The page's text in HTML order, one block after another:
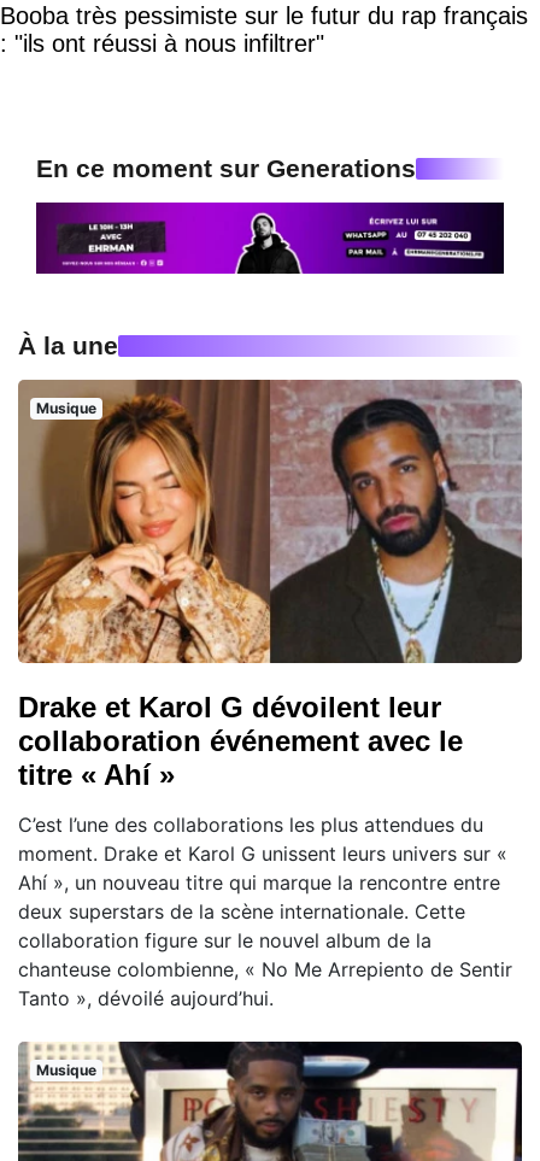
Booba très pessimiste sur le futur du rap français
: "ils ont réussi à nous infiltrer"
En ce moment sur Generations
À la une
Musique
Drake et Karol G dévoilent leur
collaboration événement avec le
titre « Ahí »
C’est l’une des collaborations les plus attendues du
moment. Drake et Karol G unissent leurs univers sur «
Ahí », un nouveau titre qui marque la rencontre entre
deux superstars de la scène internationale. Cette
collaboration figure sur le nouvel album de la
chanteuse colombienne, « No Me Arrepiento de Sentir
Tanto », dévoilé aujourd’hui.
Musique